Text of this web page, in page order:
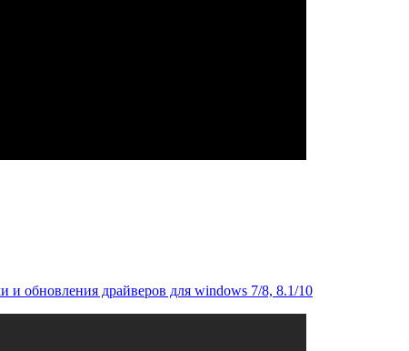
и обновления драйверов для windows 7/8, 8.1/10